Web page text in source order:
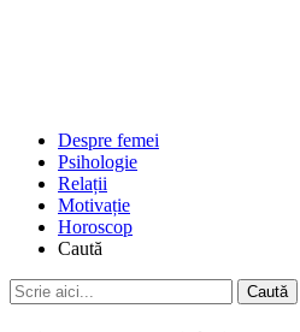
Despre femei
Psihologie
Relații
Motivație
Horoscop
Caută